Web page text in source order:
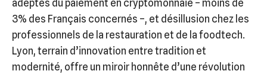
adeptes du paiement en cryptomonnaie – moins de
3% des Français concernés –, et désillusion chez les
professionnels de la restauration et de la foodtech.
Lyon, terrain d’innovation entre tradition et
modernité, offre un miroir honnête d’une révolution